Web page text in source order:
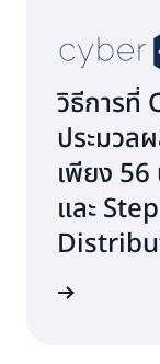
วิธีการที่
ประมวล
เพียง
และ